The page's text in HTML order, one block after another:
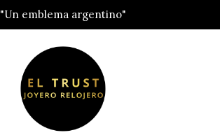
"Un emblema argentino"